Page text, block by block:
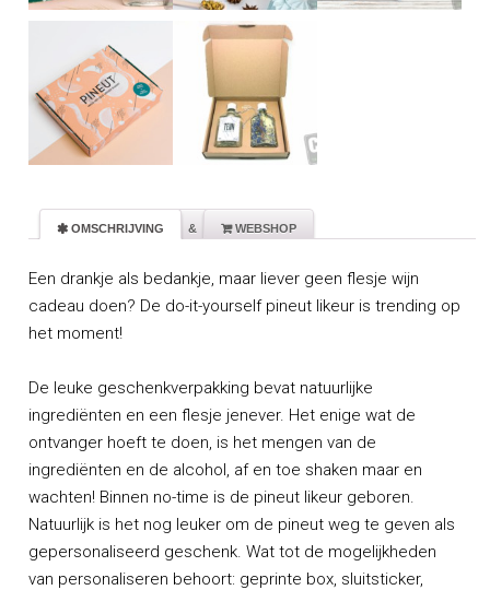
 OMSCHRIJVING &  WEBSHOP
Een drankje als bedankje, maar liever geen flesje wijn
cadeau doen? De do-it-yourself pineut likeur is trending op
het moment!
De leuke geschenkverpakking bevat natuurlijke
ingrediënten en een flesje jenever. Het enige wat de
ontvanger hoeft te doen, is het mengen van de
ingrediënten en de alcohol, af en toe shaken maar en
wachten! Binnen no-time is de pineut likeur geboren.
Natuurlijk is het nog leuker om de pineut weg te geven als
gepersonaliseerd geschenk. Wat tot de mogelijkheden
van personaliseren behoort: geprinte box, sluitsticker,